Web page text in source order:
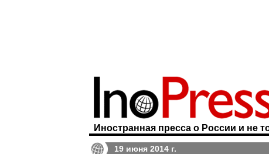
Иностранная пресса о России и не
19 июня 2014 г.